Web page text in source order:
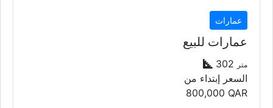
عمارات
عمارات للبيع
302 متر
السعر إبتداء من
800,000 QAR